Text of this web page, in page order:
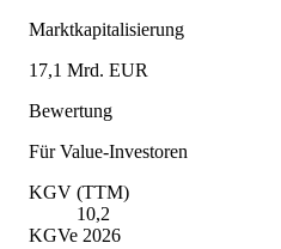
Marktkapitalisierung
17,1 Mrd. EUR
Bewertung
Für Value-Investoren
KGV (TTM)
10,2
KGVe 2026